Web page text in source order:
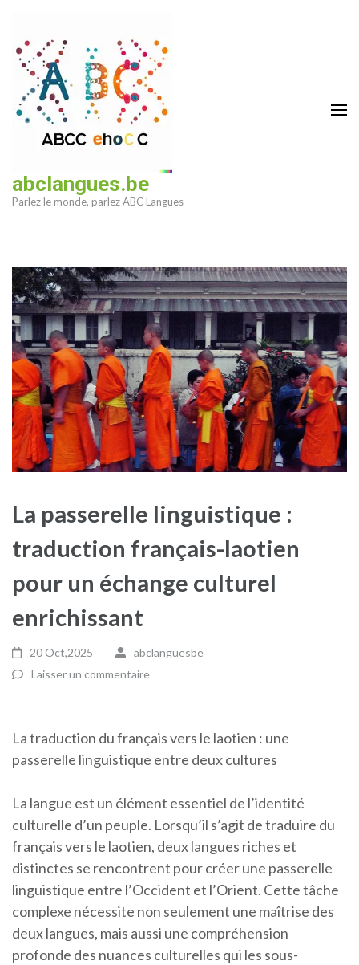
contenu
(Pressez
Entrée)
abclangues.be
Parlez le monde, parlez ABC Langues
La passerelle linguistique :
traduction français-laotien
pour un échange culturel
enrichissant
20 Oct,2025
abclanguesbe
Laisser un commentaire
La traduction du français vers le laotien : une
passerelle linguistique entre deux cultures
La langue est un élément essentiel de l’identité
culturelle d’un peuple. Lorsqu’il s’agit de traduire du
français vers le laotien, deux langues riches et
distinctes se rencontrent pour créer une passerelle
linguistique entre l’Occident et l’Orient. Cette tâche
complexe nécessite non seulement une maîtrise des
deux langues, mais aussi une compréhension
profonde des nuances culturelles qui les sous-